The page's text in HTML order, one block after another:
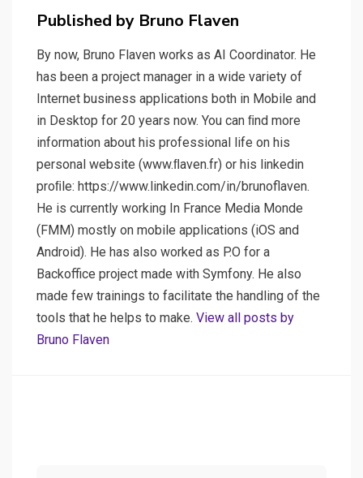
Published by Bruno Flaven
By now, Bruno Flaven works as AI Coordinator. He
has been a project manager in a wide variety of
Internet business applications both in Mobile and
in Desktop for 20 years now. You can ﬁnd more
information about his professional life on his
personal website (www.ﬂaven.fr) or his linkedin
proﬁle: https://www.linkedin.com/in/brunoflaven.
He is currently working In France Media Monde
(FMM) mostly on mobile applications (iOS and
Android). He has also worked as P.O for a
Backoffice project made with Symfony. He also
made few trainings to facilitate the handling of the
tools that he helps to make. View all posts by
Bruno Flaven